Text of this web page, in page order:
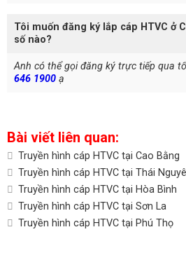
Tôi muốn đăng ký lắp cáp HTVC ở
số nào?
Anh có thể gọi đăng ký trực tiếp qua
646 1900 ạ
Bài viết liên quan:
Truyền hình cáp HTVC tại Cao Bằng
Truyền hình cáp HTVC tại Thái
Truyền hình cáp HTVC tại Hòa Bình
Truyền hình cáp HTVC tại Sơn La
Truyền hình cáp HTVC tại Phú Thọ